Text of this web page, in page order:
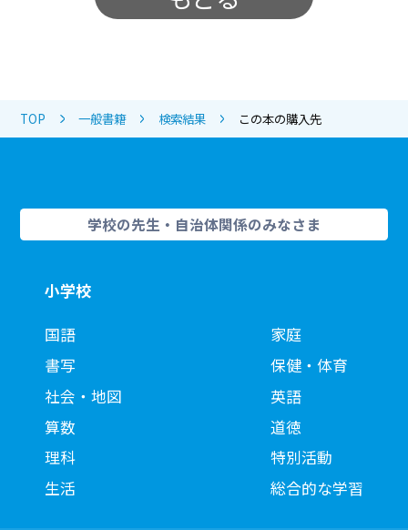
TOP 一般書籍 検索結果 この本の購入先
学校の先生・自治体関係のみなさま
小学校
国語
書写
社会・地図
算数
理科
生活
家庭
保健・体育
英語
道徳
特別活動
総合的な学習